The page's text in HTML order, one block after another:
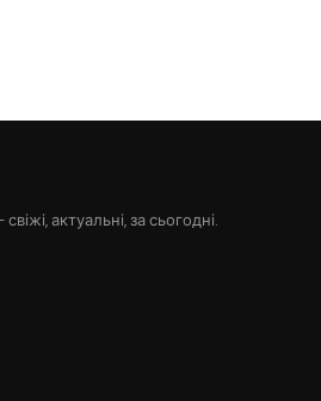
актуальні, за сьогодні.